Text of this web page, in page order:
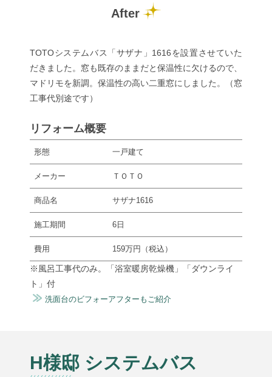
After
TOTOシステムバス「サザナ」1616を設置させていた
だきました。窓も既存のままだと保温性に欠けるので、
マドリモを新調。保温性の高い二重窓にしました。（窓
工事代別途です）
リフォーム概要
形態 一戸建て
メーカー ＴＯＴＯ
商品名 サザナ1616
施工期間 6日
費用 159万円（税込）
※風呂工事代のみ。「浴室暖房乾燥機」「ダウンライ
ト」付
洗面台のビフォーアフターもご紹介
H様邸 システムバス